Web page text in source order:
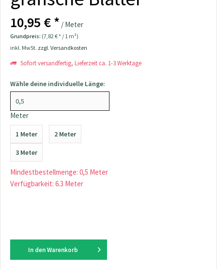
10,95 € * / Meter
Grundpreis: (7,82 € * / 1 m²)
inkl. MwSt. zzgl. Versandkosten
Sofort versandfertig, Lieferzeit ca. 1-3 Werktage
Wähle deine individuelle Länge:
Meter
1 Meter 2 Meter
3 Meter
Mindestbestellmenge: 0,5 Meter
Verfügbarkeit: 6.3 Meter
In den Warenkorb